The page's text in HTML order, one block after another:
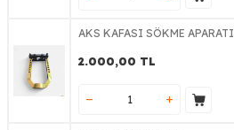
AKS KAFASI SÖKME APARATI
2.000,00 TL